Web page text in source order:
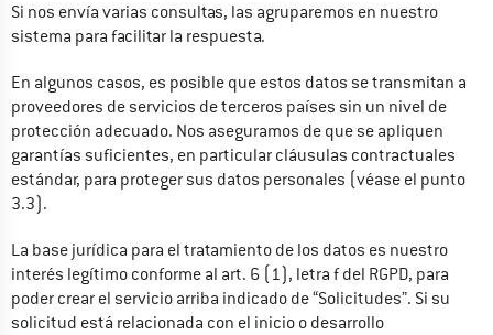
Si nos envía varias consultas, las agruparemos en nuestro
sistema para facilitar la respuesta.
En algunos casos, es posible que estos datos se transmitan a
proveedores de servicios de terceros países sin un nivel de
protección adecuado. Nos aseguramos de que se apliquen
garantías suficientes, en particular cláusulas contractuales
estándar, para proteger sus datos personales (véase el punto
3.3).
La base jurídica para el tratamiento de los datos es nuestro
interés legítimo conforme al art. 6 (1), letra f del RGPD, para
poder crear el servicio arriba indicado de “Solicitudes”. Si su
solicitud está relacionada con el inicio o desarrollo